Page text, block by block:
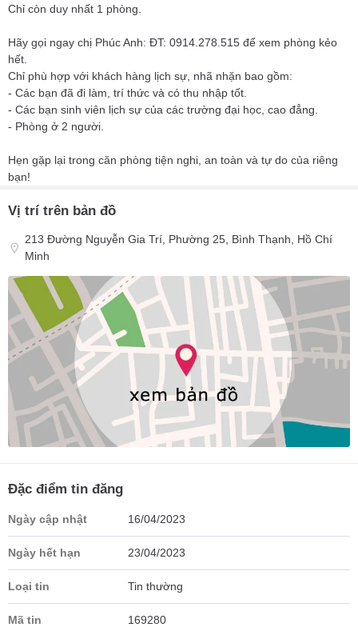
Chỉ còn duy nhất 1 phòng.
Hãy gọi ngay chị Phúc Anh: ĐT: 0914.278.515 để xem phòng kẻo
hết.
Chỉ phù hợp với khách hàng lịch sự, nhã nhặn bao gồm:
- Các bạn đã đi làm, trí thức và có thu nhập tốt.
- Các bạn sinh viên lịch sự của các trường đại học, cao đẳng.
- Phòng ở 2 người.
Hẹn gặp lại trong căn phòng tiện nghi, an toàn và tự do của riêng
bạn!
Vị trí trên bản đồ
213 Đường Nguyễn Gia Trí, Phường 25, Bình Thạnh, Hồ Chí
Minh
Đặc điểm tin đăng
Ngày cập nhật 16/04/2023
Ngày hết hạn 23/04/2023
Loại tin Tin thường
Mã tin 169280